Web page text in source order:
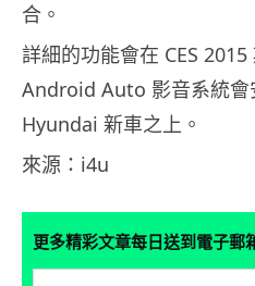
合。
詳細的功能會在 CES
Android Auto 影音系統會
Hyundai 新車之上。
來源：i4u
更多精彩文章每日送到電子郵